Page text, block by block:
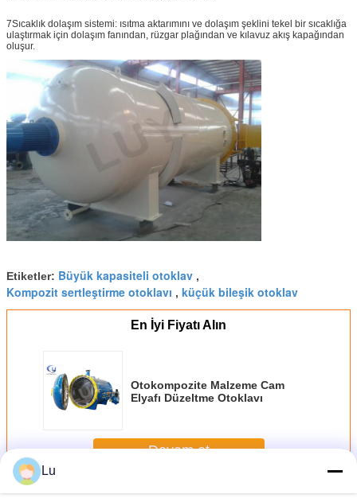
7Sıcaklık dolaşım sistemi: ısıtma aktarımını ve dolaşım şeklini tekel bir sıcaklığa
ulaştırmak için dolaşım fanından, rüzgar plağından ve kılavuz akış kapağından
oluşur.
Etiketler: Büyük kapasiteli otoklav ,
Kompozit sertleştirme otoklavı , küçük bileşik otoklav
En İyi Fiyatı Alın
Otokompozite Malzeme Cam
Elyafı Düzeltme Otoklavı
Devam et
DahaKompozit Otoklav
Lu